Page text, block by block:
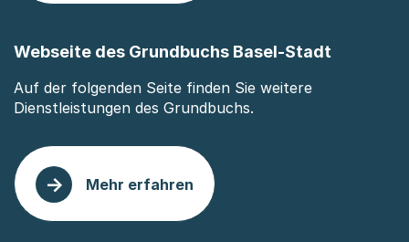
Webseite des Grundbuchs Basel-Stadt
Auf der folgenden Seite finden Sie weitere
Dienstleistungen des Grundbuchs.
Mehr erfahren
: Webseite des Grundbuchs Basel-Stadt